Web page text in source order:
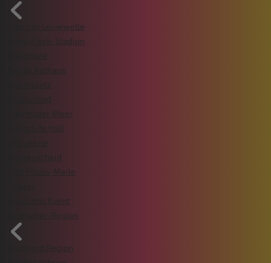
enercity Leinewelle
Erika-Fisch-Stadion
Neues Rathaus
Steinhuder Meer
Swiss Life Hall
Wattenscheid
VGH Finals-Meile
Rund ums Event
Gastgeber-Region
Stadt und Region